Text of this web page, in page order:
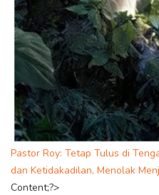
Pastor Roy: Tetap Tulus di
dan Ketidakadilan, Menolak
Content;?>